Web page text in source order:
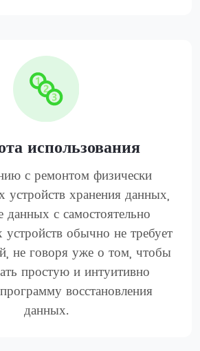
использования
с ремонтом физически
устройств хранения данных,
данных с самостоятельно
обычно не требует
не говоря уже о том, чтобы
простую и интуитивно
восстановления
данных.